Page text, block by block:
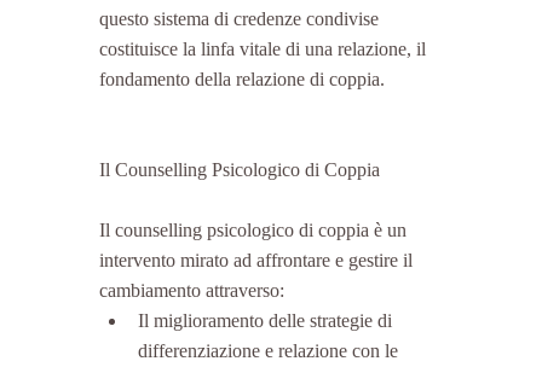
questo sistema di credenze condivise
costituisce la linfa vitale di una relazione, il
fondamento della relazione di coppia.
Il Counselling Psicologico di Coppia
Il counselling psicologico di coppia è un
intervento mirato ad affrontare e gestire il
cambiamento attraverso:
Il miglioramento delle strategie di
differenziazione e relazione con le